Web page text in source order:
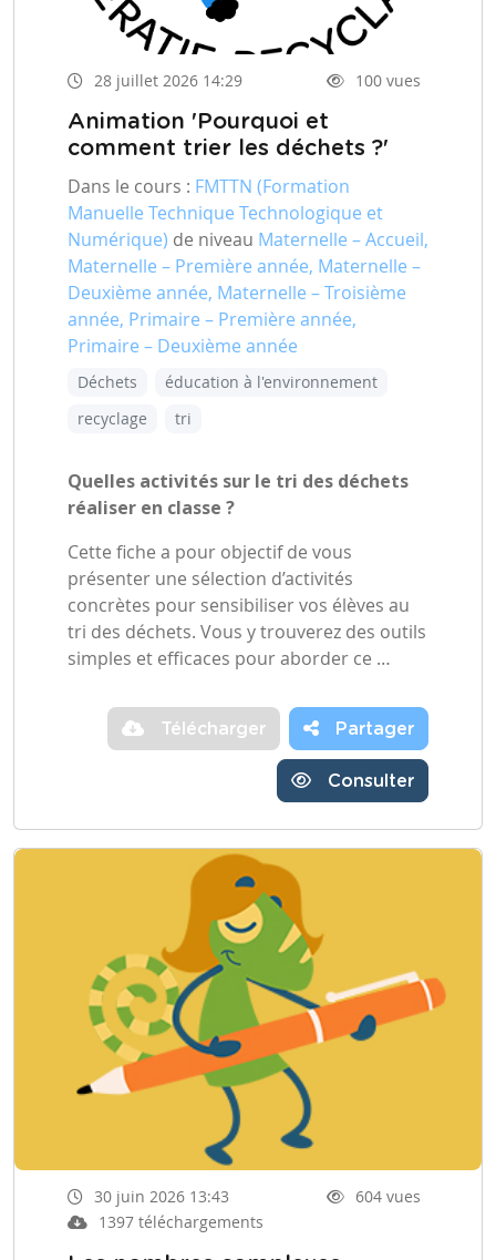
28 juillet 2026 14:29 100 vues
Animation 'Pourquoi et
comment trier les déchets ?'
Dans le cours : FMTTN (Formation
Manuelle Technique Technologique et
Numérique) de niveau Maternelle – Accueil,
Maternelle – Première année, Maternelle –
Deuxième année, Maternelle – Troisième
année, Primaire – Première année,
Primaire – Deuxième année
Déchets
éducation à l'environnement
recyclage
tri
Quelles activités sur le tri des déchets
réaliser en classe ?
Cette fiche a pour objectif de vous
présenter une sélection d’activités
concrètes pour sensibiliser vos élèves au
tri des déchets. Vous y trouverez des outils
simples et efficaces pour aborder ce …
Télécharger Partager
Consulter
30 juin 2026 13:43
604 vues
1397 téléchargements